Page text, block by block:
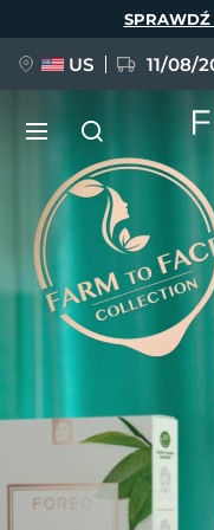
SPRAWDŹ
US 11/08/
NOWOŚĆ
FAQ™ Pure
BREAKING NEWS
issa™ Teeth
Język
English
Türkçe